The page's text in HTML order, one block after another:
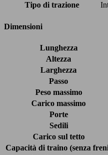
Tipo di trazione
Dimensioni
Lunghezza
Altezza
Larghezza
Passo
Peso massimo
Carico massimo
Porte
Sedili
Carico sul tetto
Capacità di traino (senza